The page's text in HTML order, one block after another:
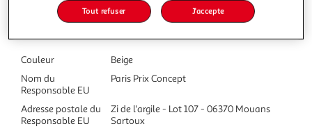
Caractéristiques
Couleur
Beige
Nom du
Responsable EU
Paris Prix Concept
Adresse postale du
Responsable EU
Zi de l'argile - Lot 107 - 06370 Mouans
Sartoux
Tout refuser J'accepte